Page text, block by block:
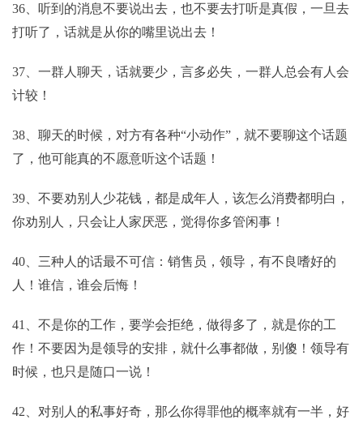
36、听到的消息不要说出去，也不要去打听是真假，一旦去
打听了，话就是从你的嘴里说出去！
37、一群人聊天，话就要少，言多必失，一群人总会有人会
计较！
38、聊天的时候，对方有各种“小动作”，就不要聊这个话题
了，他可能真的不愿意听这个话题！
39、不要劝别人少花钱，都是成年人，该怎么消费都明白，
你劝别人，只会让人家厌恶，觉得你多管闲事！
40、三种人的话最不可信：销售员，领导，有不良嗜好的
人！谁信，谁会后悔！
41、不是你的工作，要学会拒绝，做得多了，就是你的工
作！不要因为是领导的安排，就什么事都做，别傻！领导有
时候，也只是随口一说！
42、对别人的私事好奇，那么你得罪他的概率就有一半，好